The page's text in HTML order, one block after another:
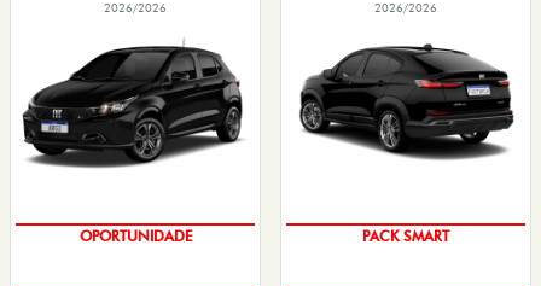
2026/2026
OPORTUNIDADE
2026/2026
PACK SMART